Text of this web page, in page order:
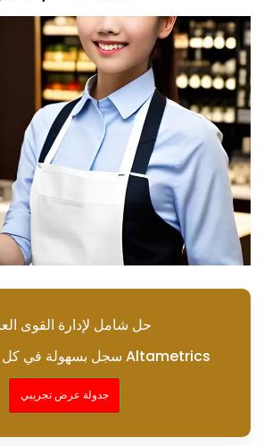
حل شامل لإدارة القوى
سجل بسهولة في كل مرة باستخدام Altametrics
جدولة عرض تجريبي